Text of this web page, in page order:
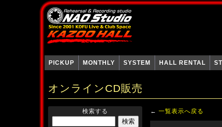
PICKUP MONTHLY SYSTEM HALL RENTAL
オンラインCD販売
検索する ← 一覧表示へ戻る